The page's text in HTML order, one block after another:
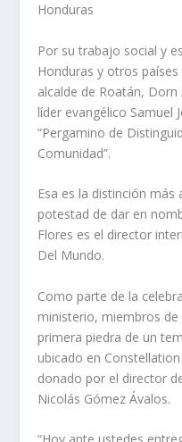
Honduras
Por su trabajo social y
Honduras y otros
alcalde de Roatán,
líder evangélico Samuel
“Pergamino de
Comunidad”.
Esa es la distinción más
potestad de dar en
Flores es el director
Del Mundo.
Como parte de la
ministerio, miembros
primera piedra de un
ubicado en
donado por el director
Nicolás Gómez Ávalos.